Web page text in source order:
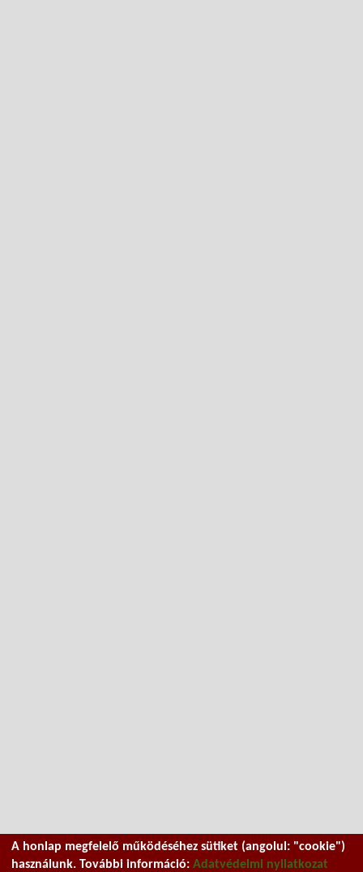
A honlap megfelelő működéséhez sütiket (angolul: "cookie")
használunk. További információ: Adatvédelmi nyilatkozat